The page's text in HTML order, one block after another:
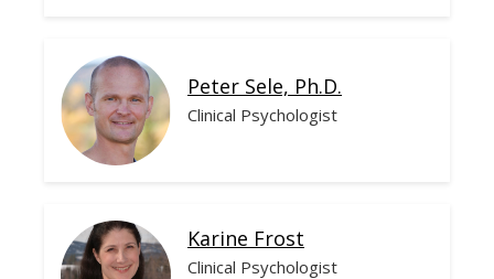
Peter Sele, Ph.D.
Clinical Psychologist
Karine Frost
Clinical Psychologist